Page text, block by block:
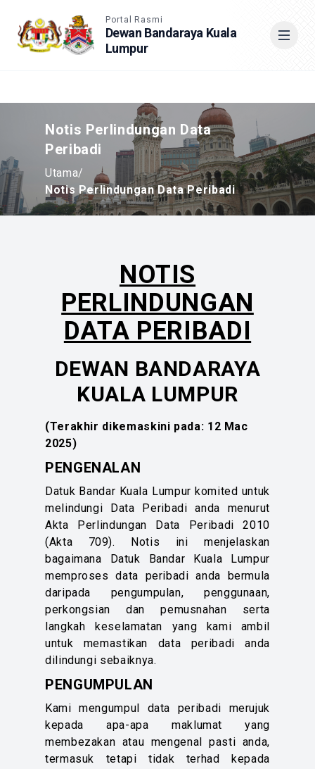
Portal Rasmi
Dewan Bandaraya Kuala
Lumpur
Notis Perlindungan Data
Peribadi
Utama/
Notis Perlindungan Data Peribadi
NOTIS
PERLINDUNGAN
DATA PERIBADI
DEWAN BANDARAYA
KUALA LUMPUR
(Terakhir dikemaskini pada: 12 Mac
2025)
PENGENALAN
Datuk Bandar Kuala Lumpur komited untuk
melindungi Data Peribadi anda menurut
Akta Perlindungan Data Peribadi 2010
(Akta 709). Notis ini menjelaskan
bagaimana Datuk Bandar Kuala Lumpur
memproses data peribadi anda bermula
daripada pengumpulan, penggunaan,
perkongsian dan pemusnahan serta
langkah keselamatan yang kami ambil
untuk memastikan data peribadi anda
dilindungi sebaiknya.
PENGUMPULAN
Kami mengumpul data peribadi merujuk
kepada apa-apa maklumat yang
membezakan atau mengenal pasti anda,
termasuk tetapi tidak terhad kepada